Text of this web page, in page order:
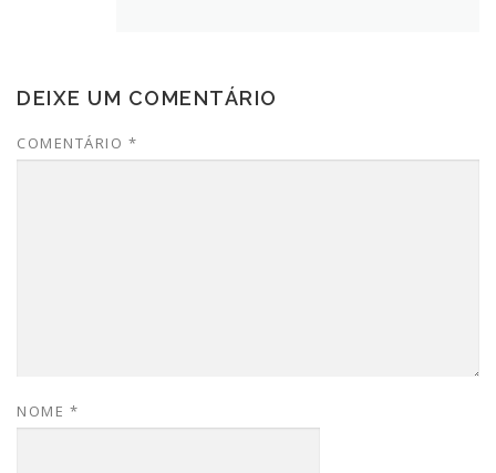
DEIXE UM COMENTÁRIO
COMENTÁRIO *
NOME *